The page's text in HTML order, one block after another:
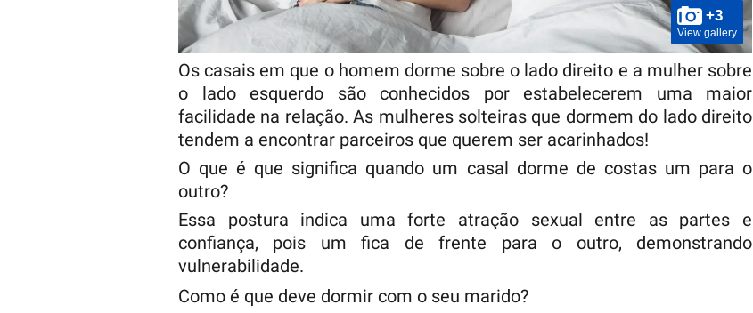
+3
View gallery
Os casais em que o homem dorme sobre o lado direito e a mulher sobre
o lado esquerdo são conhecidos por estabelecerem uma maior
facilidade na relação. As mulheres solteiras que dormem do lado direito
tendem a encontrar parceiros que querem ser acarinhados!
O que é que significa quando um casal dorme de costas um para o
outro?
Essa postura indica uma forte atração sexual entre as partes e
confiança, pois um fica de frente para o outro, demonstrando
vulnerabilidade.
Como é que deve dormir com o seu marido?